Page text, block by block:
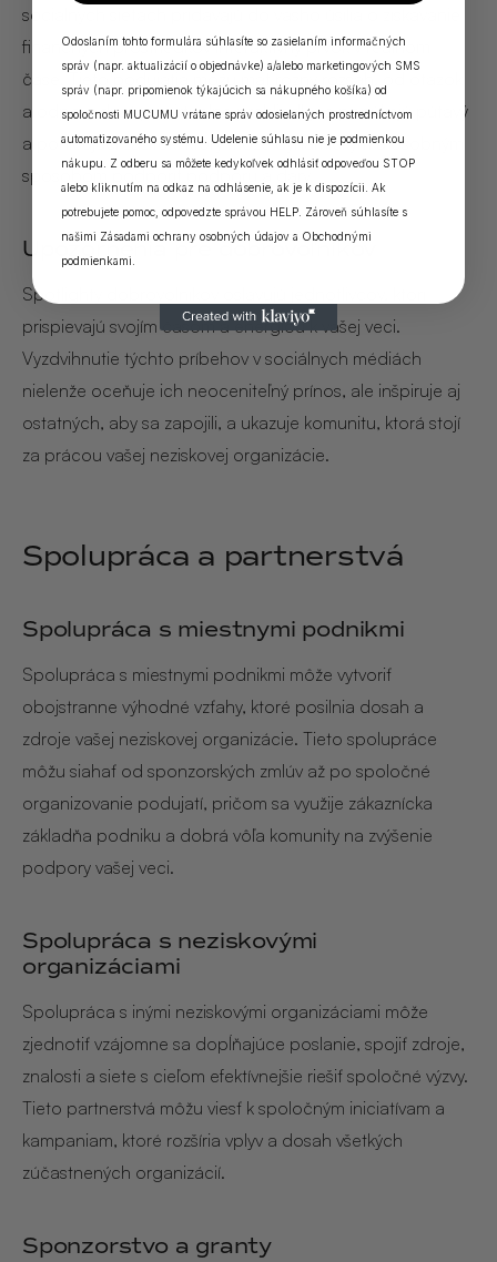
sociálnych sieťach pridávajú do vášho úsilia o získavanie
finančných prostriedkov interaktívny prvok v reálnom
čase. Tieto podujatia môžu mať rôzny rozsah, od otázok
a odpovedí až po virtuálne prehliadky, a ponúkajú pútavý
a pohlcujúci zážitok, ktorý môže dynamickým a osobným
spôsobom podporiť podporu a dary.
Upozornenia pre dobrovoľníkov
Spotlighty dobrovoľníkov oslavujú jednotlivcov, ktorí
prispievajú svojím časom a energiou k vašej veci.
Vyzdvihnutie týchto príbehov v sociálnych médiách
nielenže oceňuje ich neoceniteľný prínos, ale inšpiruje aj
ostatných, aby sa zapojili, a ukazuje komunitu, ktorá stojí
za prácou vašej neziskovej organizácie.
Spolupráca a partnerstvá
Spolupráca s miestnymi podnikmi
Spolupráca s miestnymi podnikmi môže vytvoriť
obojstranne výhodné vzťahy, ktoré posilnia dosah a
zdroje vašej neziskovej organizácie. Tieto spolupráce
môžu siahať od sponzorských zmlúv až po spoločné
organizovanie podujatí, pričom sa využije zákaznícka
základňa podniku a dobrá vôľa komunity na zvýšenie
podpory vašej veci.
Spolupráca s neziskovými
organizáciami
Spolupráca s inými neziskovými organizáciami môže
zjednotiť vzájomne sa dopĺňajúce poslanie, spojiť zdroje,
znalosti a siete s cieľom efektívnejšie riešiť spoločné výzvy.
Tieto partnerstvá môžu viesť k spoločným iniciatívam a
kampaniam, ktoré rozšíria vplyv a dosah všetkých
zúčastnených organizácií.
Sponzorstvo a granty
Odoslaním tohto formulára súhlasíte so zasielaním informačných
správ (napr. aktualizácií o objednávke) a/alebo marketingových SMS
správ (napr. pripomienok týkajúcich sa nákupného košíka) od
spoločnosti MUCUMU vrátane správ odosielaných prostredníctvom
automatizovaného systému. Udelenie súhlasu nie je podmienkou
nákupu. Z odberu sa môžete kedykoľvek odhlásiť odpoveďou STOP
alebo kliknutím na odkaz na odhlásenie, ak je k dispozícii. Ak
potrebujete pomoc, odpovedzte správou HELP. Zároveň súhlasíte s
našimi Zásadami ochrany osobných údajov a Obchodnými
podmienkami